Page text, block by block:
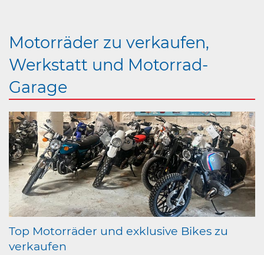
Motorräder zu verkaufen,
Werkstatt und Motorrad-
Garage
Top Motorräder und exklusive Bikes zu
verkaufen